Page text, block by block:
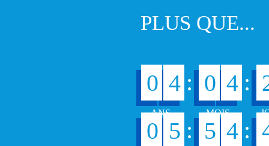
PLUS QUE...
0 4 : 0 4 :
0 5 : 5 4 :